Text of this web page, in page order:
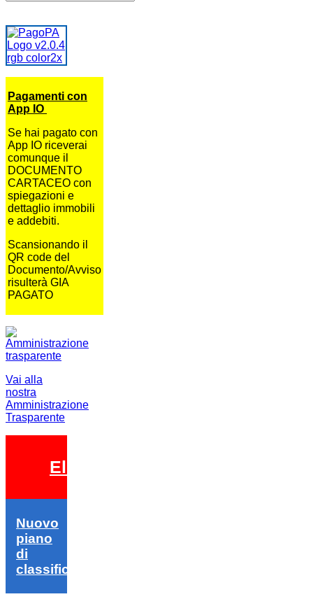
Pagamenti con
App IO
Se hai pagato con
App IO riceverai
comunque il
DOCUMENTO
CARTACEO con
spiegazioni e
dettaglio immobili
e addebiti.
Scansionando il
QR code del
Documento/Avviso
risulterà GIA
PAGATO
Vai alla
nostra
Amministrazione
Trasparente
Elezioni 2026
Nuovo
piano
di
classifica